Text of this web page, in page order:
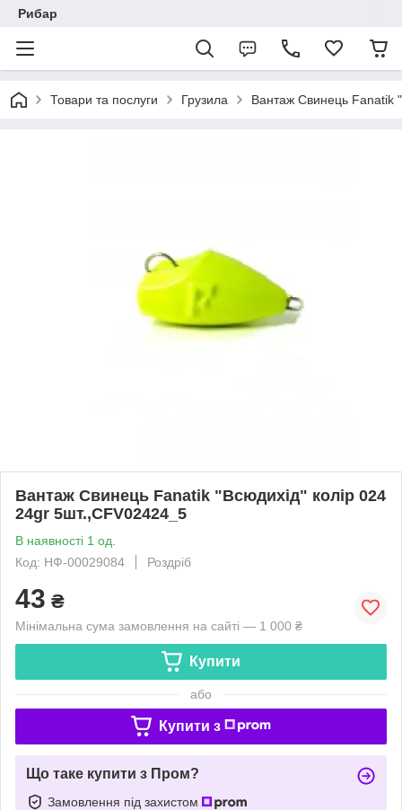
Рибар
Товари та послуги Грузила Вантаж Свинець Fanatik
Вантаж Свинець Fanatik "Всюдихід" колір 024
24gr 5шт.,CFV02424_5
В наявності 1 од.
Код: НФ-00029084
Роздріб
43 ₴
Мінімальна сума замовлення на сайті — 1 000 ₴
Купити
або
Купити з
Що таке купити з Пром?
Замовлення під захистом